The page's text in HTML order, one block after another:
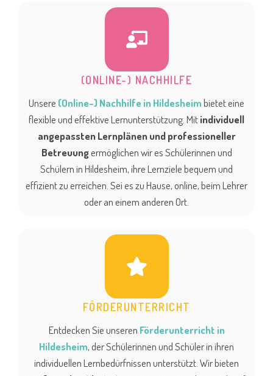
(ONLINE-) NACHHILFE
Unsere (Online-) Nachhilfe in Hildesheimbietet eine
flexible und effektive Lernunterstützung. Mitindividuell
angepassten Lernplänen und professioneller
Betreuungermöglichen wir es Schülerinnen und
Schülern in Hildesheim, ihre Lernziele bequem und
effizient zu erreichen. Sei es zu Hause, online, beim Lehrer
oder an einem anderen Ort.
FÖRDERUNTERRICHT
Entdecken Sie unseren Förderunterricht in
Hildesheim, der Schülerinnen und Schüler in ihren
individuellen Lernbedürfnissen unterstützt. Wir bieten